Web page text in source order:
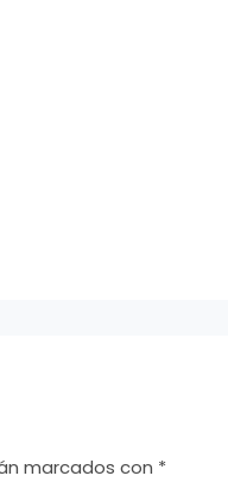
marcados con *